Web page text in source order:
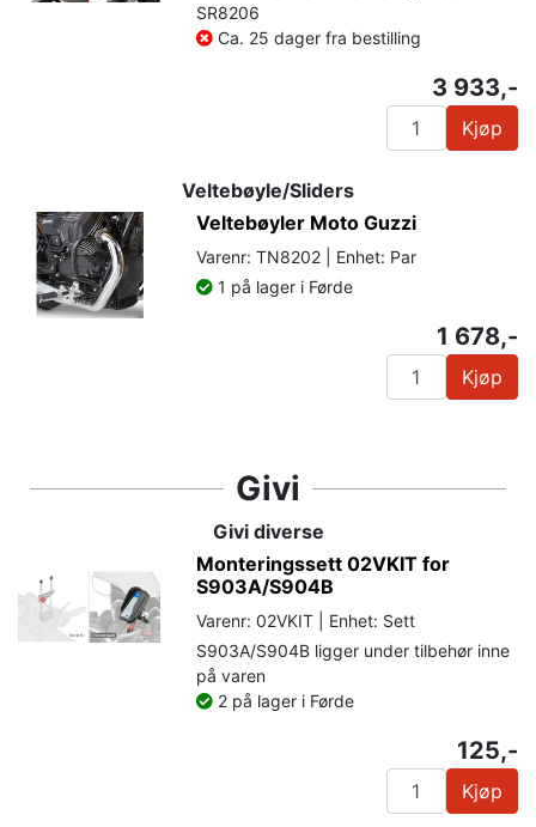
SR8206
Ca. 25 dager fra bestilling
3 933,-
Kjøp
Veltebøyle/Sliders
Veltebøyler Moto Guzzi
Varenr: TN8202 | Enhet: Par
1 på lager i Førde
1 678,-
Kjøp
Givi
Givi diverse
Monteringssett 02VKIT for
S903A/S904B
Varenr: 02VKIT | Enhet: Sett
S903A/S904B ligger under tilbehør inne
på varen
2 på lager i Førde
125,-
Kjøp